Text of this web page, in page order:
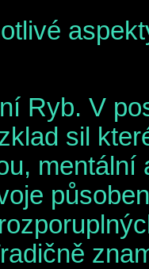
Ryb. V
sil
mentální